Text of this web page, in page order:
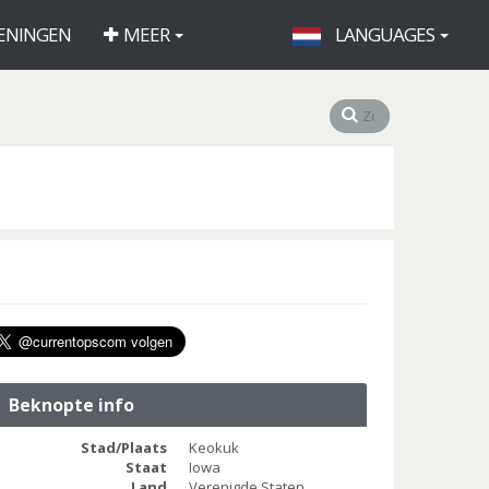
MEER LANGUAGES
Beknopte info
Stad/Plaats
Keokuk
Staat
Iowa